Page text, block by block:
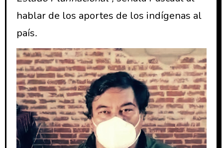
hablar de los aportes de los indígenas al
país.